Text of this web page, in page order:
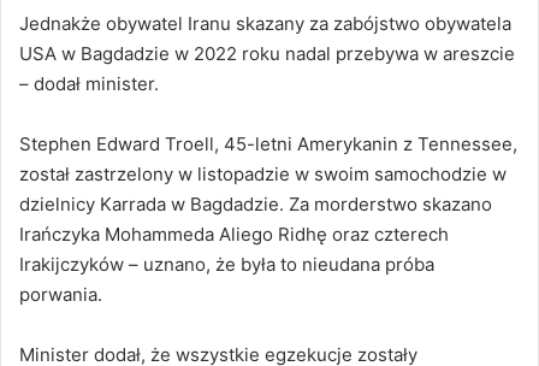
Jednakże obywatel Iranu skazany za zabójstwo obywatela
USA w Bagdadzie w 2022 roku nadal przebywa w areszcie
– dodał minister.
Stephen Edward Troell, 45-letni Amerykanin z Tennessee,
został zastrzelony w listopadzie w swoim samochodzie w
dzielnicy Karrada w Bagdadzie. Za morderstwo skazano
Irańczyka Mohammeda Aliego Ridhę oraz czterech
Irakijczyków – uznano, że była to nieudana próba
porwania.
Minister dodał, że wszystkie egzekucje zostały